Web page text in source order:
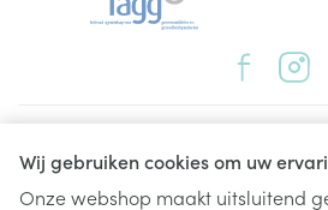
Wij gebruiken cookies om uw
Onze webshop maakt uitsluitend
Juridische links